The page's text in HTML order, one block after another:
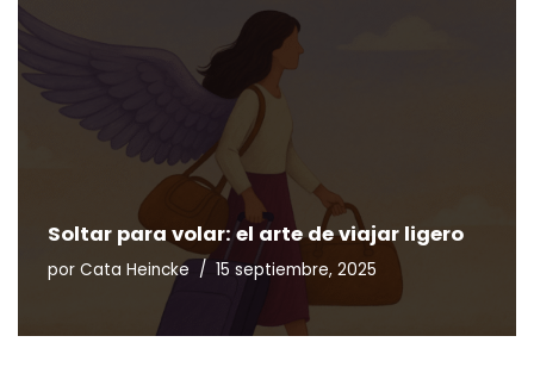
Soltar para volar: el arte de viajar ligero
por Cata Heincke 15 septiembre, 2025